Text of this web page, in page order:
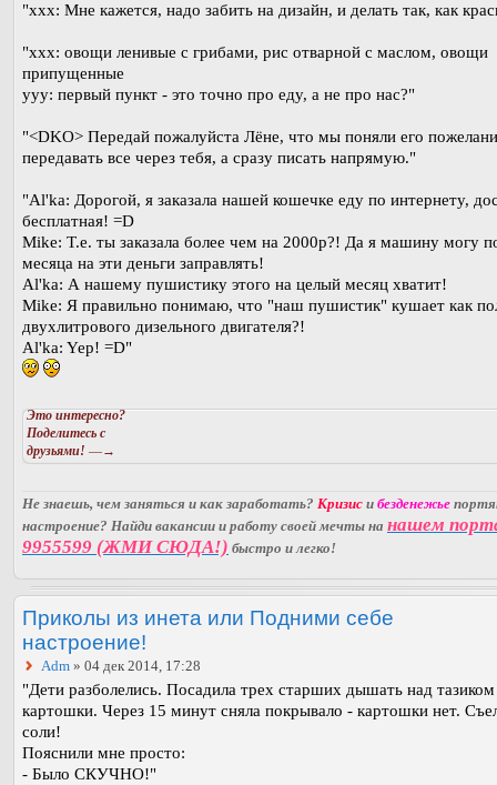
"xxx: Мне кажется, надо забить на дизайн, и делать так, как
"xxx: овощи ленивые с грибами, рис отварной с маслом, овощи
припущенные
yyy: первый пункт - это точно про еду, а не про нас?"
"<DKO> Передай пожалуйста Лёне, что мы поняли его
передавать все через тебя, а сразу писать напрямую."
"Al'ka: Дорогой, я заказала нашей кошечке еду по интернету,
бесплатная! =D
Mike: Т.е. ты заказала более чем на 2000р?! Да я машину могу
месяца на эти деньги заправлять!
Al'ka: А нашему пушистику этого на целый месяц хватит!
Mike: Я правильно понимаю, что "наш пушистик" кушает как
двухлитрового дизельного двигателя?!
Al'ka: Yep! =D"
Это интересно?
Поделитесь с
друзьями! —→
Не знаешь, чем заняться и как заработать? Кризис и безденежье
настроение? Найди вакансии и работу своей мечты на нашем
9955599 (ЖМИ СЮДА!) быстро и легко!
Приколы из инета или Подними себе
настроение!
Adm » 04 дек 2014, 17:28
"Дети разболелись. Посадила трех старших дышать над тазиком
картошки. Через 15 минут сняла покрывало - картошки нет.
соли!
Пояснили мне просто:
- Было СКУЧНО!"